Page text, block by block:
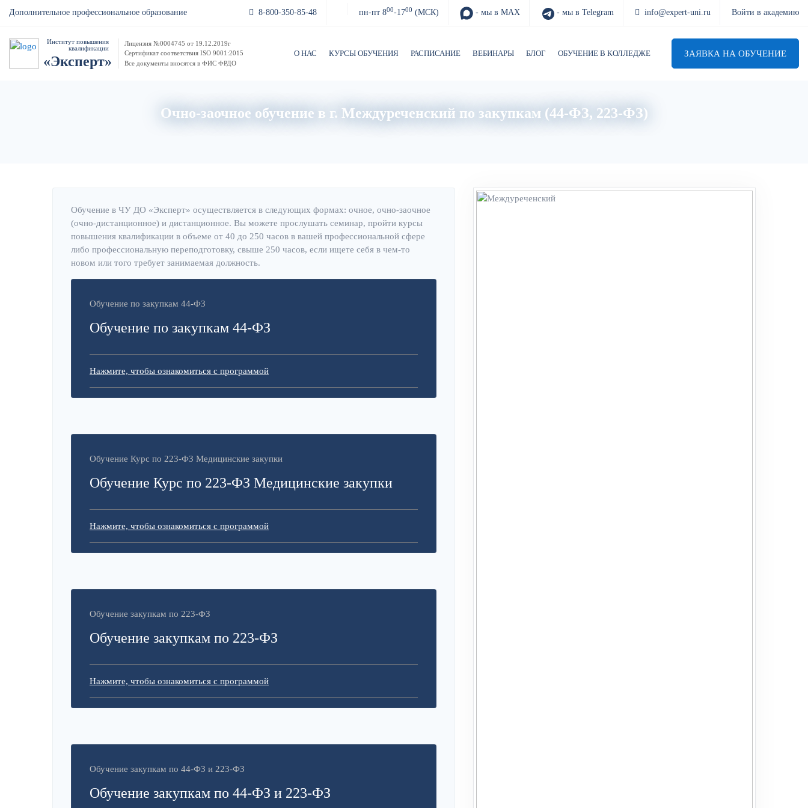
Дополнительное профессиональное образование 8-800-350-85-48 пн-пт 800-1700 (МСК) - мы в MAX - мы в Telegram info@expert-uni.ru Войти в академию
Институт повышения
квалификации
«Эксперт»
Лицензия №0004745 от 19.12.2019г
Сертификат соответствия ISO 9001:2015
Все документы вносятся в ФИС ФРДО
О НАС КУРСЫ ОБУЧЕНИЯ РАСПИСАНИЕ ВЕБИНАРЫ БЛОГ ОБУЧЕНИЕ В КОЛЛЕДЖЕ ЗАЯВКА НА ОБУЧЕНИЕ
Очно-заочное обучение в г. Междуреченский по закупкам (44-ФЗ, 223-ФЗ)
Обучение в ЧУ ДО «Эксперт» осуществляется в следующих формах: очное, очно-заочное
(очно-дистанционное) и дистанционное. Вы можете прослушать семинар, пройти курсы
повышения квалификации в объеме от 40 до 250 часов в вашей профессиональной сфере
либо профессиональную переподготовку, свыше 250 часов, если ищете себя в чем-то
новом или того требует занимаемая должность.
Обучение по закупкам 44-ФЗ
Обучение по закупкам 44-ФЗ
Нажмите, чтобы ознакомиться с программой
Обучение Курс по 223-ФЗ Медицинские закупки
Обучение Курс по 223-ФЗ Медицинские закупки
Нажмите, чтобы ознакомиться с программой
Обучение закупкам по 223-ФЗ
Обучение закупкам по 223-ФЗ
Нажмите, чтобы ознакомиться с программой
Обучение закупкам по 44-ФЗ и 223-ФЗ
Обучение закупкам по 44-ФЗ и 223-ФЗ